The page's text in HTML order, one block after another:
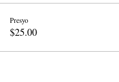
Presyo
$25.00